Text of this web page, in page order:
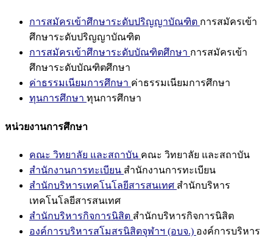
การสมัครเข้าศึกษาระดับปริญญาบัณฑิต การสมัครเข้า
ศึกษาระดับปริญญาบัณฑิต
การสมัครเข้าศึกษาระดับบัณฑิตศึกษา การสมัครเข้า
ศึกษาระดับบัณฑิตศึกษา
ค่าธรรมเนียมการศึกษา ค่าธรรมเนียมการศึกษา
ทุนการศึกษา ทุนการศึกษา
หน่วยงานการศึกษา
คณะ วิทยาลัย และสถาบัน คณะ วิทยาลัย และสถาบัน
สำนักงานการทะเบียน สำนักงานการทะเบียน
สำนักบริหารเทคโนโลยีสารสนเทศ สำนักบริหาร
เทคโนโลยีสารสนเทศ
สำนักบริหารกิจการนิสิต สำนักบริหารกิจการนิสิต
องค์การบริหารสโมสรนิสิตจุฬาฯ (อบจ.) องค์การบริหาร